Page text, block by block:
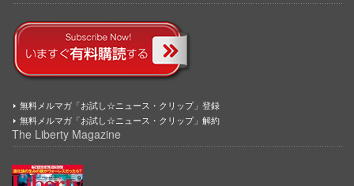
無料メルマガ「お試し☆ニュース・クリップ」登録
無料メルマガ「お試し☆ニュース・クリップ」解約
The Liberty Magazine